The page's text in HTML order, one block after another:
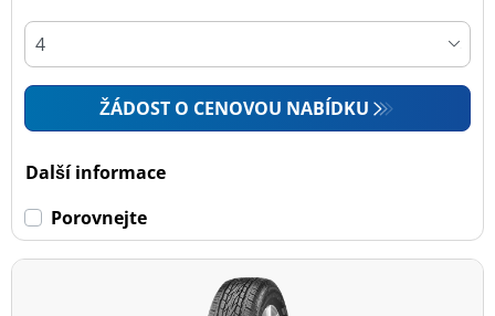
ŽÁDOST O CENOVOU NABÍDKU
Další informace
Porovnejte